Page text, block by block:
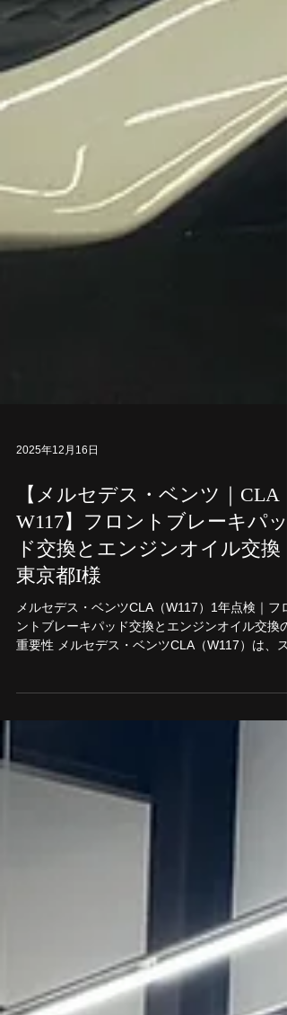
2025年12月16日
【メルセデス・ベンツ｜CLA
W117】フロントブレーキパッ
ド交換とエンジンオイル交換
東京都I様
メルセデス・ベンツCLA（W117）1年点検｜フロ
イリッシュなデザインと高い走行性能を兼ね備え
ーキパッドの摩耗が確認されたためフロントブレ
ーキパッドを交換 し、あわせて 交換時期を迎え
いたエンジンオイル交換 を実施しました。 本記
ッド 鳴き防止のためパッドの角を削り、必要な
分にパッドグリスを塗布し、取り付けます。 キ
リパー取付ボルトも新品に交換。 最後にキャリ
ーの清掃。 全ての作業が完了した後に試運転で
レーキのあたりをつけ終了です。 作業風景｜エ
ジンオイル及びオイルフィルター交換 エンジン